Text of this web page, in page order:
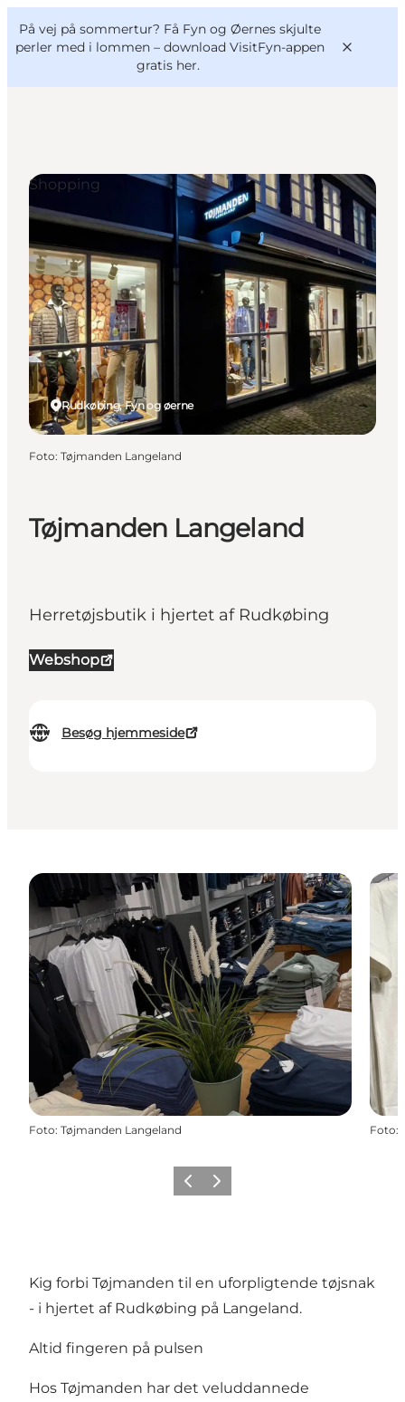
På vej på sommertur? Få Fyn og Øernes skjulte
perler med i lommen – download VisitFyn-appen
gratis her.
Oplevelser
Outdoor
Mad og drikke
Overnatning
Book lokale oplevelser
VisitFyn
Deutsch
Tøjmanden Langeland
Herretøjsbutik i hjertet af Rudkøbing
Webshop
Besøg hjemmeside
Rudkøbing, Fyn og øerne
Shopping
Foto: Tøjmanden Langeland
Foto: Tøjmanden Langeland Foto:
ForrigeNæste
Kig forbi Tøjmanden til en uforpligtende tøjsnak
- i hjertet af Rudkøbing på Langeland.
Altid fingeren på pulsen
Hos Tøjmanden har det veluddannede